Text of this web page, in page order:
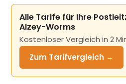
Alle Tarife für Ihre
Alzey-Worms
Kostenloser Vergleich in 2
Zum Tarifvergleich →